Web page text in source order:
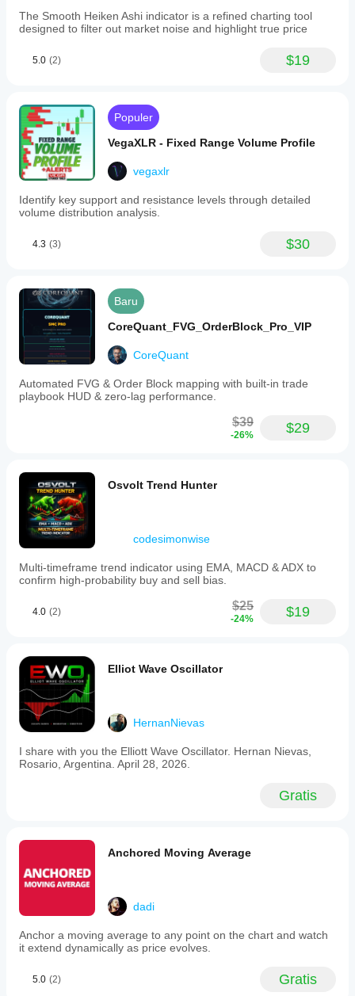
indikator
Pola
Tipe
Persyaratan
data
Hanya batang
The Smooth Heiken Ashi indicator is a refined charting tool
designed to filter out market noise and highlight true price
5.0 (2) $19
Populer
VegaXLR - Fixed Range Volume Profile
vegaxlr
Identify key support and resistance levels through detailed
volume distribution analysis.
4.3 (3) $30
Baru
CoreQuant_FVG_OrderBlock_Pro_VIP
CoreQuant
Automated FVG & Order Block mapping with built-in trade
playbook HUD & zero-lag performance.
$39
-26% $29
Osvolt Trend Hunter
codesimonwise
Multi-timeframe trend indicator using EMA, MACD & ADX to
confirm high-probability buy and sell bias.
4.0 (2) $25
-24% $19
Elliot Wave Oscillator
HernanNievas
I share with you the Elliott Wave Oscillator. Hernan Nievas,
Rosario, Argentina. April 28, 2026.
Gratis
Anchored Moving Average
dadi
Anchor a moving average to any point on the chart and watch
it extend dynamically as price evolves.
5.0 (2) Gratis